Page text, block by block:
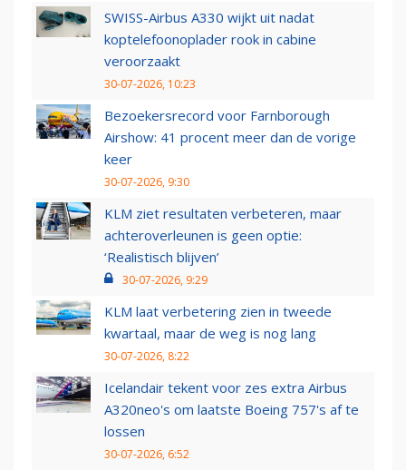
SWISS-Airbus A330 wijkt uit nadat
koptelefoonoplader rook in cabine
veroorzaakt
30-07-2026, 10:23
Bezoekersrecord voor Farnborough
Airshow: 41 procent meer dan de vorige
keer
30-07-2026, 9:30
KLM ziet resultaten verbeteren, maar
achteroverleunen is geen optie:
‘Realistisch blijven’
30-07-2026, 9:29
KLM laat verbetering zien in tweede
kwartaal, maar de weg is nog lang
30-07-2026, 8:22
Icelandair tekent voor zes extra Airbus
A320neo's om laatste Boeing 757's af te
lossen
30-07-2026, 6:52